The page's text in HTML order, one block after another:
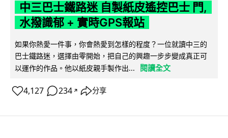
中三巴士鐵路迷 自製紙皮遙控巴士 門,
水撥識郁 + 實時GPS報站
如果你熱愛一件事，你會熱愛到怎樣的程度？一位就讀中三的
巴士鐵路迷，選擇由零開始，把自己的興趣一步步變成真正可
以運作的作品。他以紙皮親手製作出...
閱讀全文
4,127 234 ↗ 分享